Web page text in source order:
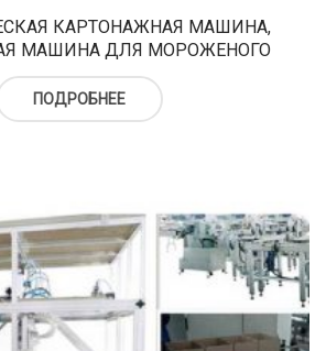
КАРТОНАЖНАЯ МАШИНА,
МАШИНА ДЛЯ МОРОЖЕНОГО
ПОДРОБНЕЕ